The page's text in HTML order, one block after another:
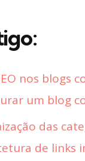
nos blogs
um blog
das
de links